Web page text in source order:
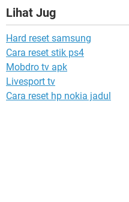
Lihat Jug
Hard reset samsung
Cara reset stik ps4
Mobdro tv apk
Livesport tv
Cara reset hp nokia jadul